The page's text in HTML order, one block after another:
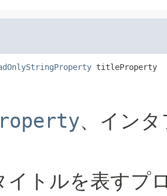
titleProperty
、イン
イトルを表すプ